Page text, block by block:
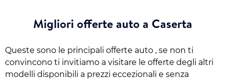
Migliori offerte auto a Caserta
Queste sono le principali offerte auto , se non ti
convincono ti invitiamo a visitare le offerte degli altri
modelli disponibili a prezzi eccezionali e senza